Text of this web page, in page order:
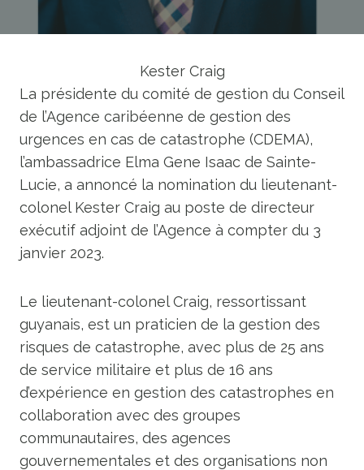
Kester Craig
La présidente du comité de gestion du Conseil
de l’Agence caribéenne de gestion des
urgences en cas de catastrophe (CDEMA),
l’ambassadrice Elma Gene Isaac de Sainte-
Lucie, a annoncé la nomination du lieutenant-
colonel Kester Craig au poste de directeur
exécutif adjoint de l’Agence à compter du 3
janvier 2023.
Le lieutenant-colonel Craig, ressortissant
guyanais, est un praticien de la gestion des
risques de catastrophe, avec plus de 25 ans
de service militaire et plus de 16 ans
d’expérience en gestion des catastrophes en
collaboration avec des groupes
communautaires, des agences
gouvernementales et des organisations non